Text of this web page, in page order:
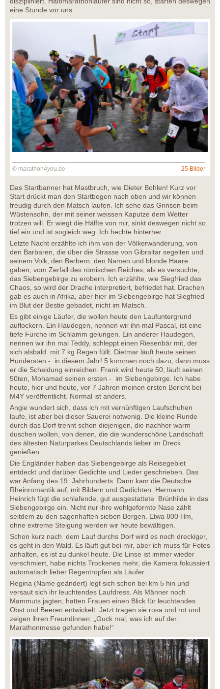
eine Stunde vor uns.
© marathon4you.de 25 Bilder
Das Startbanner hat Mastbruch, wie Dieter Bohlen! Kurz vor
Start drückt man den Startbogen nach oben und wir können
freudig durch den Matsch laufen. Ich sehe das Grinsen beim
Wüstensohn, der mit seiner weissen Kaputze dem Wetter
trotzen will. Er wiegt die Hälfte von mir, sinkt deswegen nicht so
tief ein und ist sogleich weg. Ich hechte hinterher.
Letzte Nacht erzählte ich ihm von der Völkerwanderung, von
den Barbaren, die über die Strasse von Gibraltar segelten und
seinem Volk, den Berbern, den Namen und blonde Haare
gaben, vom Zerfall des römischen Reiches, als es versuchte,
das Siebengebirge zu erobern. Ich erzählte, wie Siegfried das
Chaos, so wird der Drache interpretiert, befriedet hat. Drachen
gab es auch in Afrika, aber hier im Siebengebirge hat Siegfried
im Blut der Bestie gebadet, nicht im Matsch.
Es gibt einige Läufer, die wollen heute den Laufuntergrund
auflockern. Ein Haudegen, nennen wir ihn mal Pascal, ist eine
tiefe Furche im Schlamm gelungen. Ein anderer Haudegen,
nennen wir ihn mal Teddy, schleppt einen Riesenbär mit, der
sich alsbald mit 7 kg Regen füllt. Dietmar läuft heute seinen
Hundersten - in diesem Jahr! 5 kommen noch dazu, dann muss
er die Scheidung einreichen. Frank wird heute 50, läuft seinen
50ten, Mohamad seinen ersten - im Siebengebirge. Ich habe
heute, hier und heute, vor 7 Jahren meinen ersten Bericht bei
M4Y veröffentlicht. Normal ist anders.
Angie wundert sich, dass ich mit vernünftigen Laufschuhen
laufe, ist aber bei dieser Sauerei notwenig. Die kleine Runde
durch das Dorf trennt schon diejenigen, die nachher warm
duschen wollen, von denen, die die wunderschöne Landschaft
des ältesten Naturparkes Deutschlands lieber im Dreck
genießen.
Die Engländer haben das Siebengebirge als Reisegebiet
entdeckt und darüber Gedichte und Lieder geschrieben. Das
war Anfang des 19. Jahrhunderts. Dann kam die Deutsche
Rheinromantik auf, mit Bildern und Gedichten. Hermann
Heinrich fügt die schlafende, gut ausgestattete Brünhilde in das
Siebengebirge ein. Nicht nur ihre wohlgeformte Nase zählt
seitdem zu den sagenhaften sieben Bergen. Etwa 800 Hm,
ohne extreme Steigung werden wir heute bewältigen.
Schon kurz nach dem Lauf durchs Dorf wird es noch dreckiger,
es geht in den Wald. Es läuft gut bei mir, aber ich muss für Fotos
anhalten, es ist zu dunkel heute. Die Linse ist immer wieder
verschmiert, habe nichts Trockenes mehr, die Kamera fokussiert
automatisch lieber Regentropfen als Läufer.
Regina (Name geändert) legt sich schon bei km 5 hin und
versaut sich ihr leuchtendes Laufdress. Als Männer noch
Mammuts jagten, hatten Frauen einen Blick für leuchtendes
Obst und Beeren entwickelt. Jetzt tragen sie rosa und rot und
zeigen ihren Freundinnen: „Guck mal, was ich auf der
Marathonmesse gefunden habe!“